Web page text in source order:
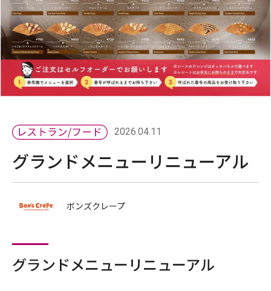
2026.04.11
グランドメニューリニューアル
ボンズクレープ
グランドメニューリニューアル